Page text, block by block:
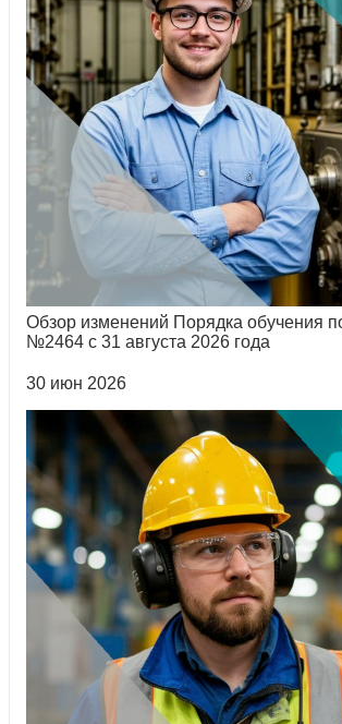
Обзор изменений Порядка обучения
№2464 с 31 августа 2026 года
30 июн 2026